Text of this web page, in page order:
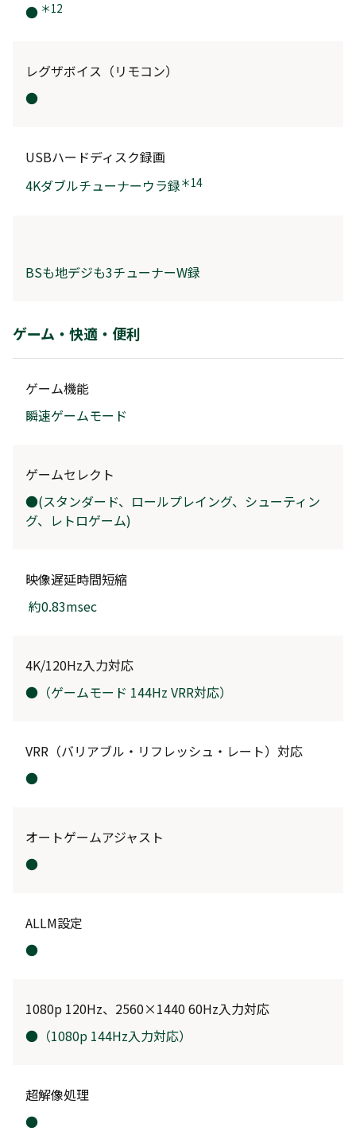
● ＊12
レグザボイス（リモコン）
●
USBハードディスク録画
4Kダブルチューナーウラ録＊14
BSも地デジも3チューナーW録
ゲーム・快適・便利
ゲーム機能
瞬速ゲームモード
ゲームセレクト
●(スタンダード、ロールプレイング、シューティン
グ、 レトロゲーム)
映像遅延時間短縮
約0.83msec
4K/120Hz入力対応
●（ゲームモード 144Hz VRR対応）
VRR（バリアブル・リフレッシュ・レート）対応
●
オートゲームアジャスト
●
ALLM設定
●
1080p 120Hz、2560×1440 60Hz入力対応
● （1080p 144Hz入力対応）
超解像処理
●